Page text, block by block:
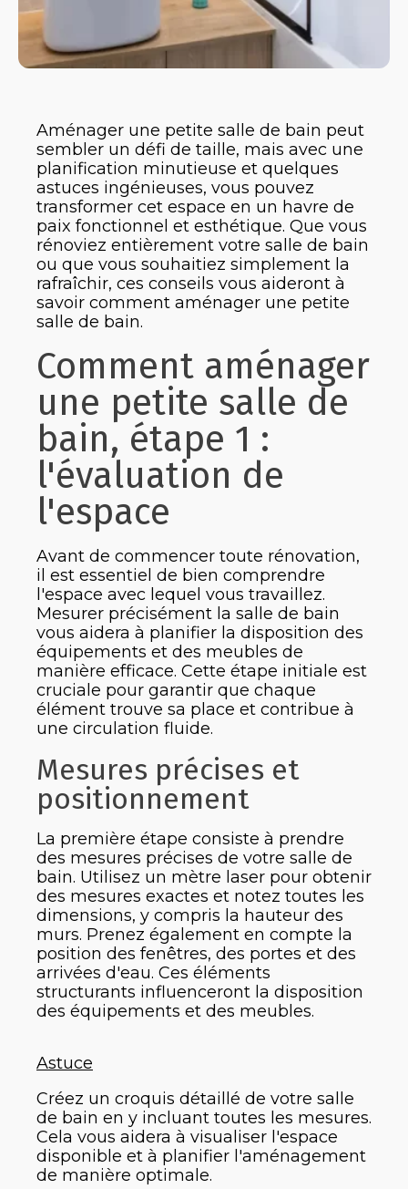
Aménager une petite salle de bain peut
sembler un défi de taille, mais avec une
planification minutieuse et quelques
astuces ingénieuses, vous pouvez
transformer cet espace en un havre de
paix fonctionnel et esthétique. Que vous
rénoviez entièrement votre salle de bain
ou que vous souhaitiez simplement la
rafraîchir, ces conseils vous aideront à
savoir comment aménager une petite
salle de bain.
Comment aménager
une petite salle de
bain, étape 1 :
l'évaluation de
l'espace
Avant de commencer toute rénovation,
il est essentiel de bien comprendre
l'espace avec lequel vous travaillez.
Mesurer précisément la salle de bain
vous aidera à planifier la disposition des
équipements et des meubles de
manière efficace. Cette étape initiale est
cruciale pour garantir que chaque
élément trouve sa place et contribue à
une circulation fluide.
Mesures précises et
positionnement
La première étape consiste à prendre
des mesures précises de votre salle de
bain. Utilisez un mètre laser pour obtenir
des mesures exactes et notez toutes les
dimensions, y compris la hauteur des
murs. Prenez également en compte la
position des fenêtres, des portes et des
arrivées d'eau. Ces éléments
structurants influenceront la disposition
des équipements et des meubles.
Astuce
Créez un croquis détaillé de votre salle
de bain en y incluant toutes les mesures.
Cela vous aidera à visualiser l'espace
disponible et à planifier l'aménagement
de manière optimale.